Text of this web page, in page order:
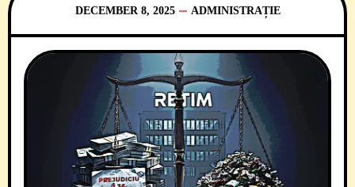
unde realitatea se împletește cu ficțiunea,
auditorii Camerei
DECEMBER 8, 2025 ADMINISTRAȚIE